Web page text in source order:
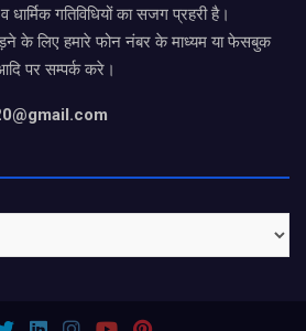
गतिविधियों का सजग प्रहरी है।
के लिए हमारे फोन नंबर के माध्यम या फेसबुक
पर सम्पर्क करे।